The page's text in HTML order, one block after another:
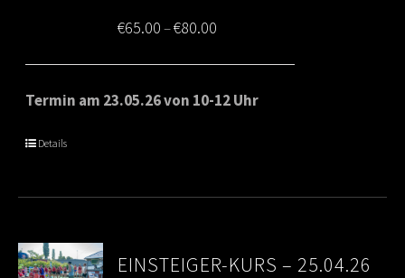
€65.00–€80.00
range:
€65.00
Termin am 23.05.26 von 10-12 Uhr
Details
EINSTEIGER-KURS – 25.04.26